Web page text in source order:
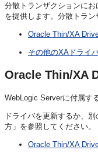
分散トランザクションに
を提供します。分散トラ
Oracle Thin/XA
その他のXAドライ
Oracle Thin/XA
WebLogic Serverに付属す
ドライバを更新するか、
方」を参照してください。
Oracle Thin/XA